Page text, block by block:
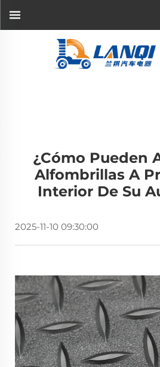
¿Cómo Pueden
Alfombrillas A
Interior De Su
2025-11-10 09:30:00